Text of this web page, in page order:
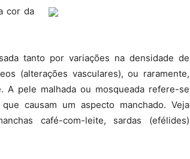
cor da
tanto por variações na densidade de
(alterações vasculares), ou raramente,
A pele malhada ou mosqueada refere-se
causam um aspecto manchado. Veja
café-com-leite, sardas (efélides)